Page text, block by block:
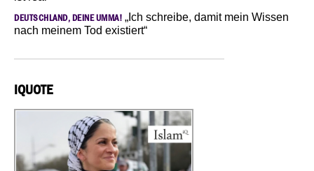
DEUTSCHLAND, DEINE UMMA! „Ich schreibe, damit mein Wissen
nach meinem Tod existiert“
IQUOTE